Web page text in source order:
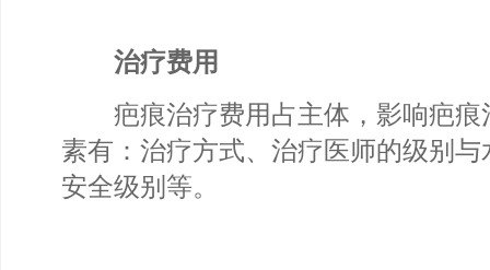
治疗费用
疤痕治疗费用占主体，影响疤痕
素有：治疗方式、治疗医师的级别
安全级别等。